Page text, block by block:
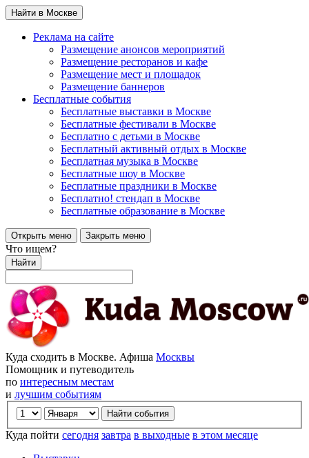
Найти в Москве
Реклама на сайте
Размещение анонсов мероприятий
Размещение ресторанов и кафе
Размещение мест и площадок
Размещение баннеров
Бесплатные события
Бесплатные выставки в Москве
Бесплатные фестивали в Москве
Бесплатно с детьми в Москве
Бесплатный активный отдых в Москве
Бесплатная музыка в Москве
Бесплатные шоу в Москве
Бесплатные праздники в Москве
Бесплатно! стендап в Москве
Бесплатные образование в Москве
Открыть меню Закрыть меню
Что ищем?
Найти
Куда сходить в Москве. Афиша Москвы
Помощник и путеводитель
по интересным местам
и лучшим событиям
Куда пойти сегодня завтра в выходные в этом месяце